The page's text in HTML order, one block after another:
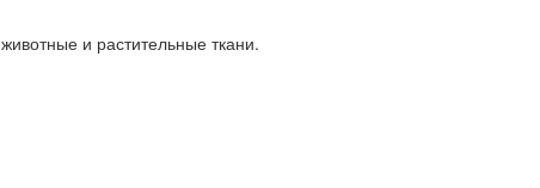
и растительные ткани.